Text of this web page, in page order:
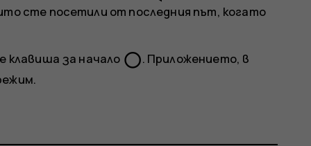
сте посетили от последния път, когато
клавиша за начало panorama_fish_eye. Приложението, в